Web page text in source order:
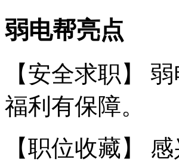
弱电帮亮点
【安全求职】
福利有保障。
【职位收藏】